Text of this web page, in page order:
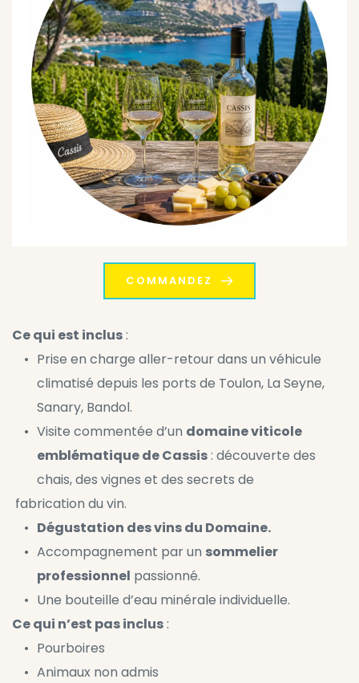
COMMANDEZ
Ce qui est inclus :
Prise en charge aller-retour dans un véhicule
climatisé depuis les ports de Toulon, La Seyne,
Sanary, Bandol.
Visite commentée d’un domaine viticole
emblématique de Cassis : découverte des
chais, des vignes et des secrets de
fabrication du vin.
Dégustation des vins du Domaine.
Accompagnement par un sommelier
professionnel passionné.
Une bouteille d’eau minérale individuelle.
Ce qui n’est pas inclus :
Pourboires
Animaux non admis